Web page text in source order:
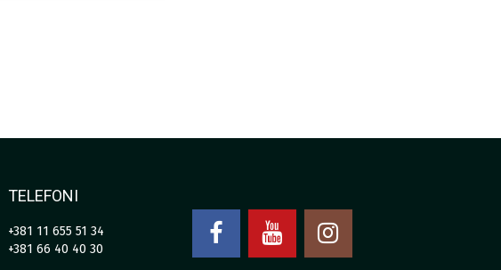
TELEFONI
+381 11 655 51 34
+381 66 40 40 30